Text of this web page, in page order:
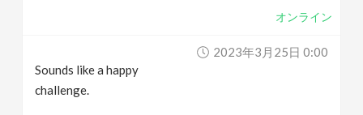
オンライン
2023年3月25日 0:00
Sounds like a happy
challenge.